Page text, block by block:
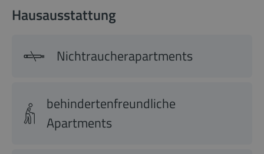
Hausausstattung
Nichtraucherapartments
behindertenfreundliche
Apartments